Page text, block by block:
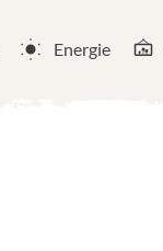
Energie